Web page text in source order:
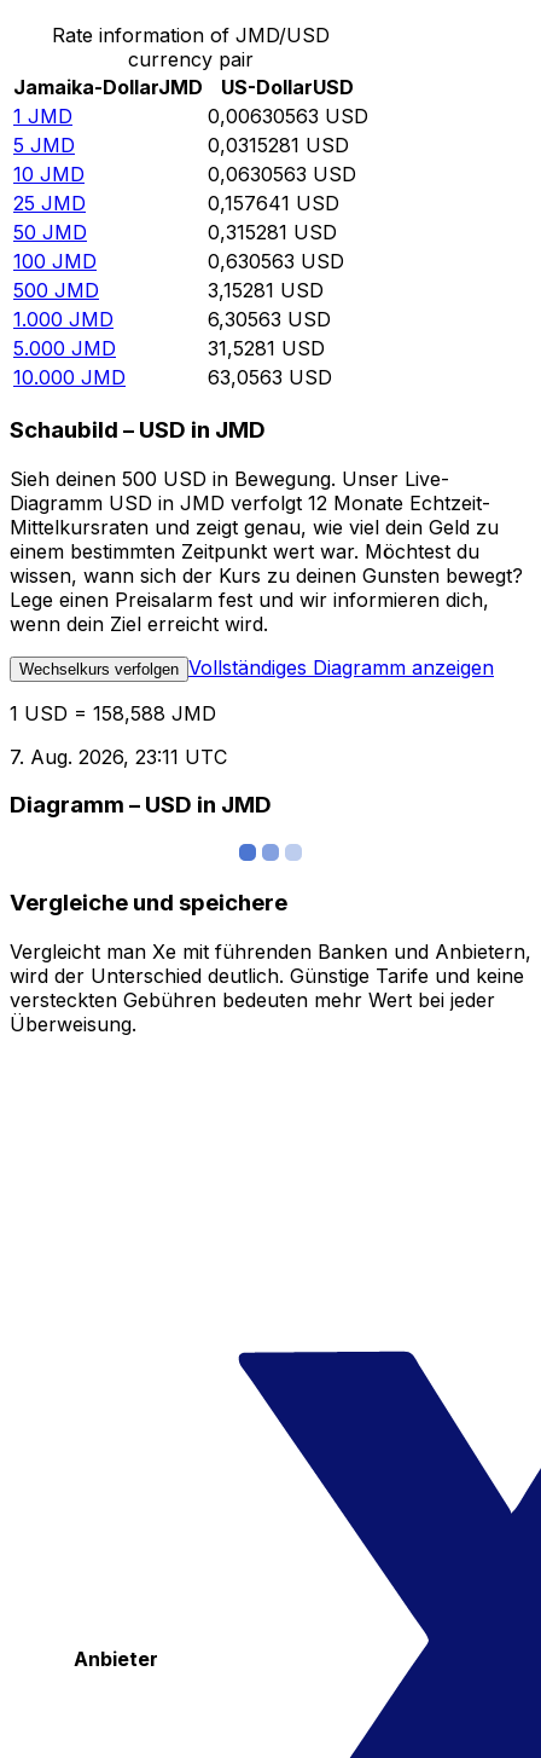
Rate information of JMD/USD
currency pair
Jamaika-DollarJMD US-DollarUSD
1 JMD 0,00630563 USD
5 JMD 0,0315281 USD
10 JMD 0,0630563 USD
25 JMD 0,157641 USD
50 JMD 0,315281 USD
100 JMD 0,630563 USD
500 JMD 3,15281 USD
1.000 JMD 6,30563 USD
5.000 JMD 31,5281 USD
10.000 JMD 63,0563 USD
Schaubild – USD in JMD
Sieh deinen 500 USD in Bewegung. Unser Live-
Diagramm USD in JMD verfolgt 12 Monate Echtzeit-
Mittelkursraten und zeigt genau, wie viel dein Geld zu
einem bestimmten Zeitpunkt wert war. Möchtest du
wissen, wann sich der Kurs zu deinen Gunsten bewegt?
Lege einen Preisalarm fest und wir informieren dich,
wenn dein Ziel erreicht wird.
Wechselkurs verfolgen Vollständiges Diagramm anzeigen
1 USD = 158,588 JMD
7. Aug. 2026, 23:11 UTC
Diagramm – USD in JMD
Vergleiche und speichere
Vergleicht man Xe mit führenden Banken und Anbietern,
wird der Unterschied deutlich. Günstige Tarife und keine
versteckten Gebühren bedeuten mehr Wert bei jeder
Überweisung.
Anbieter